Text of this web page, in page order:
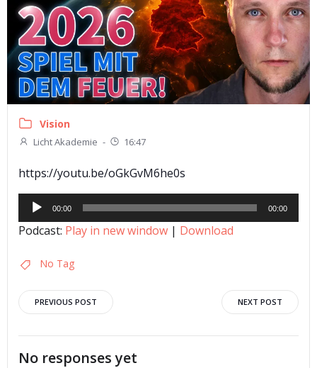
Vision
Licht Akademie - 16:47
https://youtu.be/oGkGvM6he0s
Audio-
Player
00:00 00:00
Podcast: Play in new window | Download
No Tag
Post
navigation
PREVIOUS POST
navigation
NEXT POST
No responses yet